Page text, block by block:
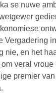
se nuwe
nie, en het
veral
premier